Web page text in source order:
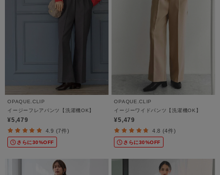
OPAQUE.CLIP
イージーフレアパンツ【洗濯機OK】
¥5,479
4.9 (7件)
さらに30%OFF
OPAQUE.CLIP
イージーワイドパンツ【洗濯機OK】
¥5,479
4.8 (4件)
さらに30%OFF